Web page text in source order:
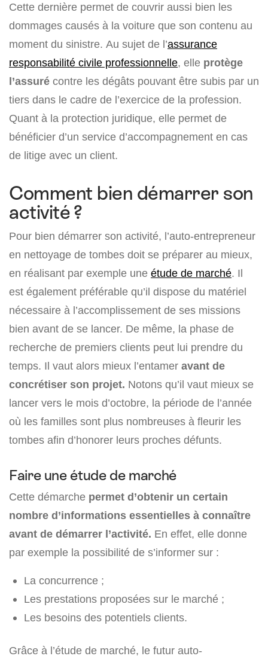
Cette dernière permet de couvrir aussi bien les
dommages causés à la voiture que son contenu au
moment du sinistre. Au sujet de l’assurance
responsabilité civile professionnelle, elle protège
l’assuré contre les dégâts pouvant être subis par un
tiers dans le cadre de l’exercice de la profession.
Quant à la protection juridique, elle permet de
bénéficier d’un service d’accompagnement en cas
de litige avec un client.
Comment bien démarrer son
activité ?
Pour bien démarrer son activité, l’auto-entrepreneur
en nettoyage de tombes doit se préparer au mieux,
en réalisant par exemple une étude de marché. Il
est également préférable qu’il dispose du matériel
nécessaire à l’accomplissement de ses missions
bien avant de se lancer. De même, la phase de
recherche de premiers clients peut lui prendre du
temps. Il vaut alors mieux l’entamer avant de
concrétiser son projet. Notons qu’il vaut mieux se
lancer vers le mois d’octobre, la période de l’année
où les familles sont plus nombreuses à fleurir les
tombes afin d’honorer leurs proches défunts.
Faire une étude de marché
Cette démarche permet d’obtenir un certain
nombre d’informations essentielles à connaître
avant de démarrer l’activité. En effet, elle donne
par exemple la possibilité de s’informer sur :
La concurrence ;
Les prestations proposées sur le marché ;
Les besoins des potentiels clients.
Grâce à l’étude de marché, le futur auto-